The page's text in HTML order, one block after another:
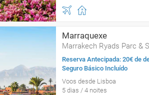
Marraquexe
Marrakech Ryads Parc &
Reserva Antecipada: 20€ de
Seguro Básico Incluído
Voos desde Lisboa
5 dias / 4 noites